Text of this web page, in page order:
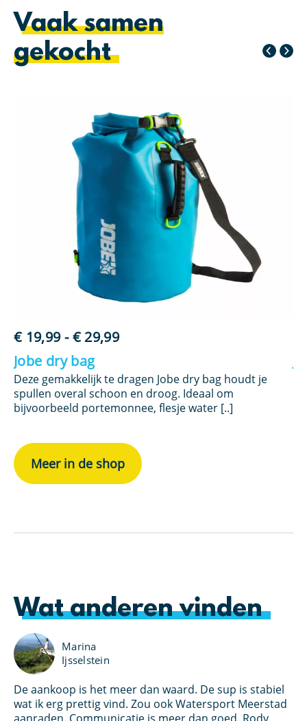
Vaak samen
gekocht
€19,99 - €29,99Prijsklasse:
tot
€ 29,99
Jobe dry bag
Deze gemakkelijk te dragen Jobe dry bag houdt je
spullen overal schoon en droog. Ideaal om
bijvoorbeeld portemonnee, flesje water [..]
Meer in de shop
Wat anderen vinden
Marina
Ijsselstein
De aankoop is het meer dan waard. De sup is stabiel
wat ik erg prettig vind. Zou ook Watersport Meerstad